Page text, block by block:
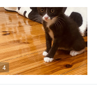
4